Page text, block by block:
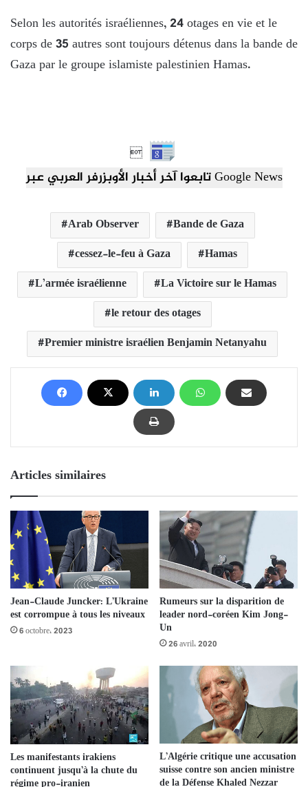
Selon les autorités israéliennes, 24 otages en vie et le
corps de 35 autres sont toujours détenus dans la bande de
Gaza par le groupe islamiste palestinien Hamas.

تابعوا آخر أخبار الأوبزرفر العربي عبر Google News
Arab Observer
Bande de Gaza
cessez-le-feu à Gaza
Hamas
L’armée israélienne
La Victoire sur le Hamas
le retour des otages
Premier ministre israélien Benjamin Netanyahu
Articles similaires
Jean-Claude Juncker: L’Ukraine
est corrompue à tous les niveaux
6 octobre، 2023
Rumeurs sur la disparition de
leader nord-coréen Kim Jong-
Un
26 avril، 2020
Les manifestants irakiens
continuent jusqu’à la chute du
régime pro-iranien
L’Algérie critique une accusation
suisse contre son ancien ministre
de la Défense Khaled Nezzar